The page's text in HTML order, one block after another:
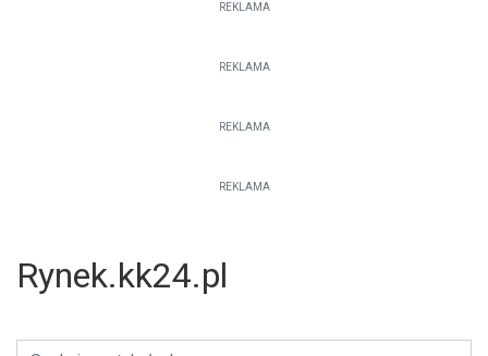
REKLAMA
REKLAMA
REKLAMA
REKLAMA
Rynek.kk24.pl